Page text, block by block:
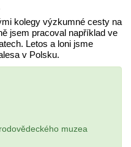
kolegy výzkumné cesty na
jsem pracoval například ve
Letos a loni jsme
v Polsku.
muzea